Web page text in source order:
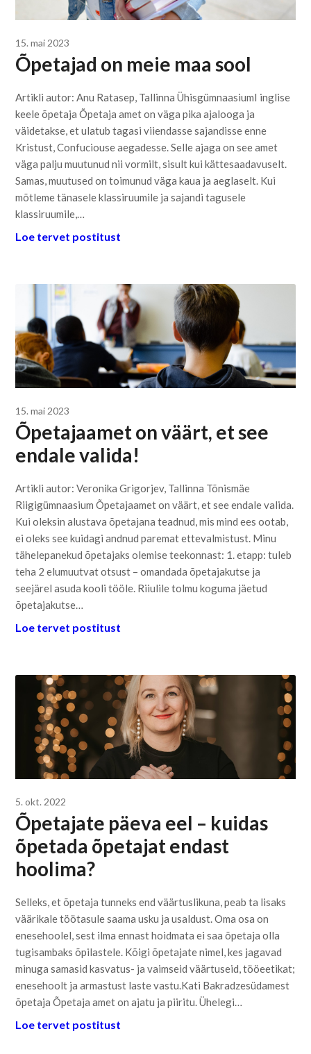
15. mai 2023
Õpetajad on meie maa sool
Artikli autor: Anu Ratasep, Tallinna ÜhisgümnaasiumI inglise
keele õpetaja Õpetaja amet on väga pika ajalooga ja
väidetakse, et ulatub tagasi viiendasse sajandisse enne
Kristust, Confuciouse aegadesse. Selle ajaga on see amet
väga palju muutunud nii vormilt, sisult kui kättesaadavuselt.
Samas, muutused on toimunud väga kaua ja aeglaselt. Kui
mõtleme tänasele klassiruumile ja sajandi tagusele
klassiruumile,…
Loe tervet postitust
15. mai 2023
Õpetajaamet on väärt, et see
endale valida!
Artikli autor: Veronika Grigorjev, Tallinna Tõnismäe
Riigigümnaasium Õpetajaamet on väärt, et see endale valida.
Kui oleksin alustava õpetajana teadnud, mis mind ees ootab,
ei oleks see kuidagi andnud paremat ettevalmistust. Minu
tähelepanekud õpetajaks olemise teekonnast: 1. etapp: tuleb
teha 2 elumuutvat otsust – omandada õpetajakutse ja
seejärel asuda kooli tööle. Riiulile tolmu koguma jäetud
õpetajakutse…
Loe tervet postitust
5. okt. 2022
Õpetajate päeva eel – kuidas
õpetada õpetajat endast
hoolima?
Selleks, et õpetaja tunneks end väärtuslikuna, peab ta lisaks
väärikale töötasule saama usku ja usaldust. Oma osa on
enesehoolel, sest ilma ennast hoidmata ei saa õpetaja olla
tugisambaks õpilastele. Kõigi õpetajate nimel, kes jagavad
minuga samasid kasvatus- ja vaimseid väärtuseid, tööeetikat;
enesehoolt ja armastust laste vastu.Kati Bakradzesüdamest
õpetaja Õpetaja amet on ajatu ja piiritu. Ühelegi…
Loe tervet postitust